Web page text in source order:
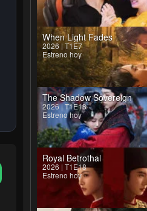
When Light Fades
2026 | T1E7
Estreno hoy
The Shadow Sovereign
2026 | T1E18
Estreno hoy
Royal Betrothal
2026 | T1E18
Estreno hoy